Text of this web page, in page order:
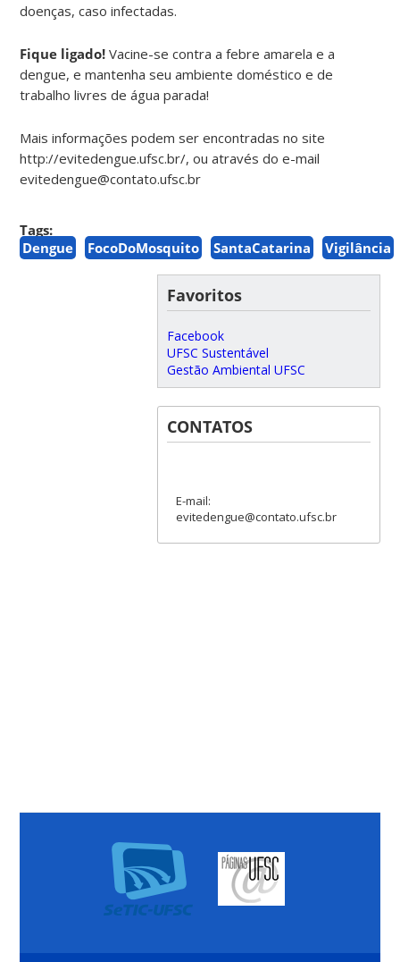
doenças, caso infectadas.
Fique ligado! Vacine-se contra a febre amarela e a
dengue, e mantenha seu ambiente doméstico e de
trabalho livres de água parada!
Mais informações podem ser encontradas no site
http://evitedengue.ufsc.br/, ou através do e-mail
evitedengue@contato.ufsc.br
Tags:
Dengue
FocoDoMosquito SantaCatarina Vigilância
Favoritos
Facebook
UFSC Sustentável
Gestão Ambiental UFSC
CONTATOS
E-mail:
evitedengue@contato.ufsc.br